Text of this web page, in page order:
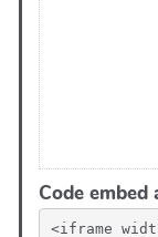
Code
<iframe